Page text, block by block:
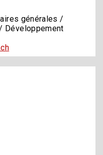
générales /
Développement